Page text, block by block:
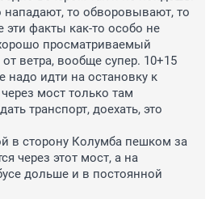
нападают, то обворовывают, то
эти факты как-то особо не
просматриваемый
ветра, вообще супер. 10+15
надо идти на остановку к
мост только там
транспорт, доехать, это
в сторону Колумба пешком за
через этот мост, а на
дольше и в постоянной